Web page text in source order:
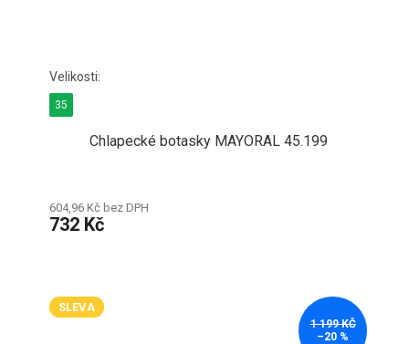
Chlapecké botasky MAYORAL 45.199
604,96 Kč bez DPH
732 Kč
35
SLEVA
1 199 KČ
–20 %